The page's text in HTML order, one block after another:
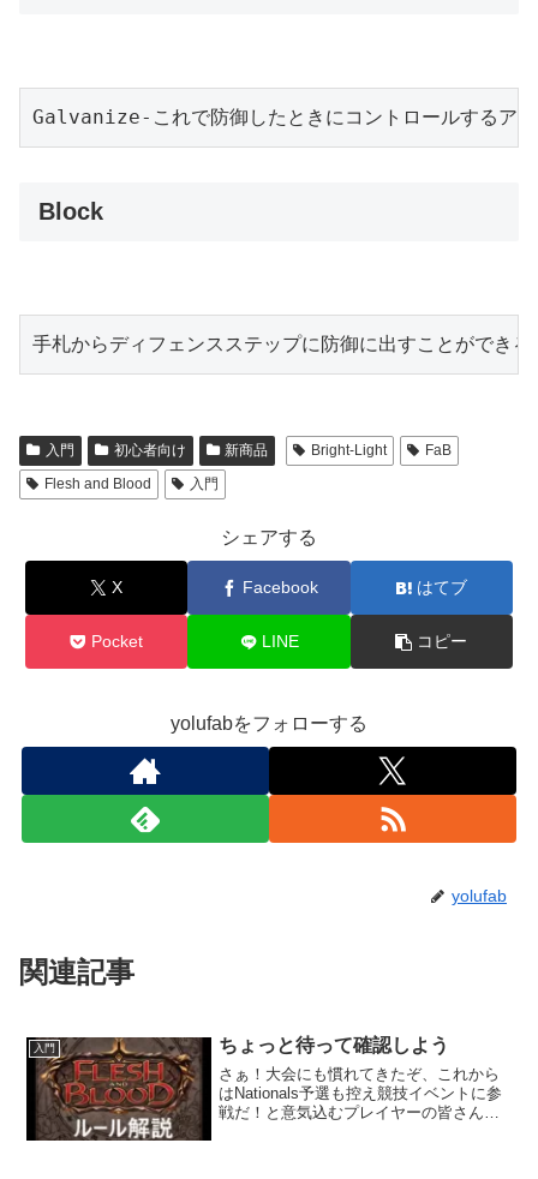
Galvanize-これで防御したときにコントロールするア
Block
手札からディフェンスステップに防御に出すことができる
入門 初心者向け 新商品 Bright-Light
FaB
Flesh and Blood
入門
シェアする
X Facebook はてブ
Pocket LINE コピー
yolufabをフォローする
yolufab
関連記事
入門 ちょっと待って確認しよう
さぁ！大会にも慣れてきたぞ、これから
はNationals予選も控え競技イベントに参
戦だ！と意気込むプレイヤーの皆さんも